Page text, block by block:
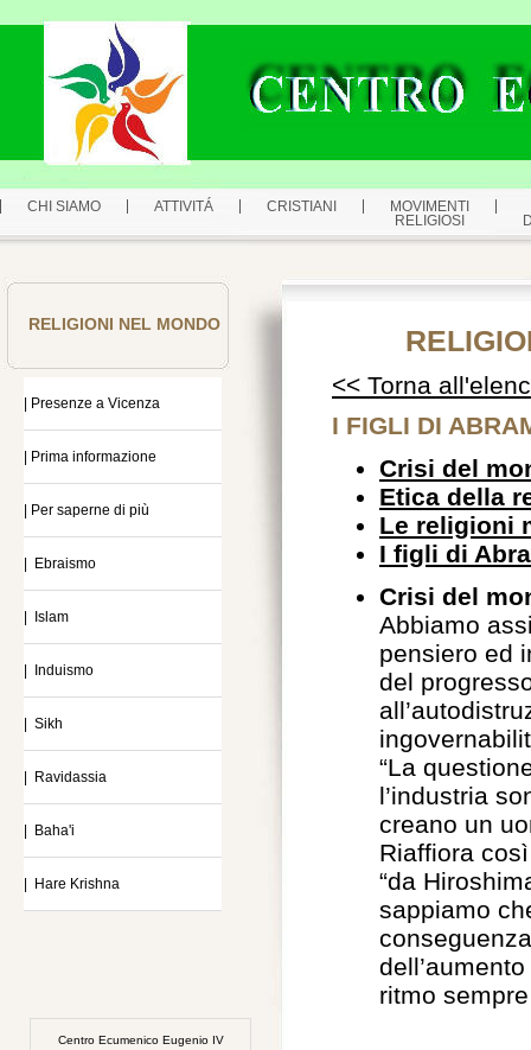
CHI SIAMO ATTIVITÁ CRISTIANI
MOVIMENTI
RELIGIOSI
RELIGIONI NEL MONDO
| Presenze a Vicenza
| Prima informazione
| Per saperne di più
| Ebraismo
| Islam
| Induismo
| Sikh
| Ravidassia
| Baha'i
| Hare Krishna
Centro Ecumenico Eugenio IV
<< Torna
I FIGLI DI
Crisi del
Etica della
Le religioni
I figli di
Crisi del
Abbiamo
pensiero ed
del
“La
l’industria
creano un
Riaffiora
“da
sappiamo
ritmo